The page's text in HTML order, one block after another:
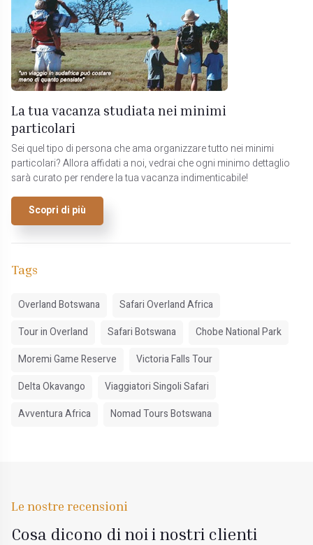
La tua vacanza studiata nei minimi
particolari
Sei quel tipo di persona che ama organizzare tutto nei minimi
particolari? Allora affidati a noi, vedrai che ogni minimo dettaglio
sarà curato per rendere la tua vacanza indimenticabile!
Scopri di più
Tags
Overland Botswana
Safari Overland Africa
Tour in Overland
Safari Botswana
Chobe National Park
Moremi Game Reserve
Victoria Falls Tour
Delta Okavango
Viaggiatori Singoli Safari
Avventura Africa
Nomad Tours Botswana
Le nostre recensioni
Cosa dicono di noi i nostri clienti